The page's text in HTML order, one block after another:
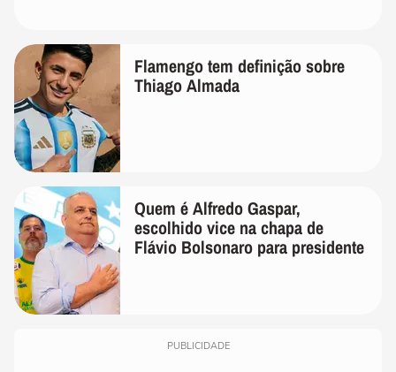
Flamengo tem definição sobre
Thiago Almada
Quem é Alfredo Gaspar,
escolhido vice na chapa de
Flávio Bolsonaro para presidente
PUBLICIDADE